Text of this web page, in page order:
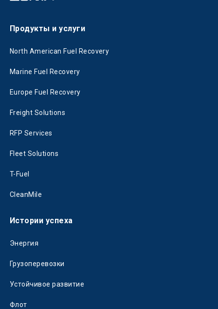
Продукты и услуги
North American Fuel Recovery
Marine Fuel Recovery
Europe Fuel Recovery
Freight Solutions
RFP Services
Fleet Solutions
T-Fuel
CleanMile
Истории успеха
Энергия
Грузоперевозки
Устойчивое развитие
Флот